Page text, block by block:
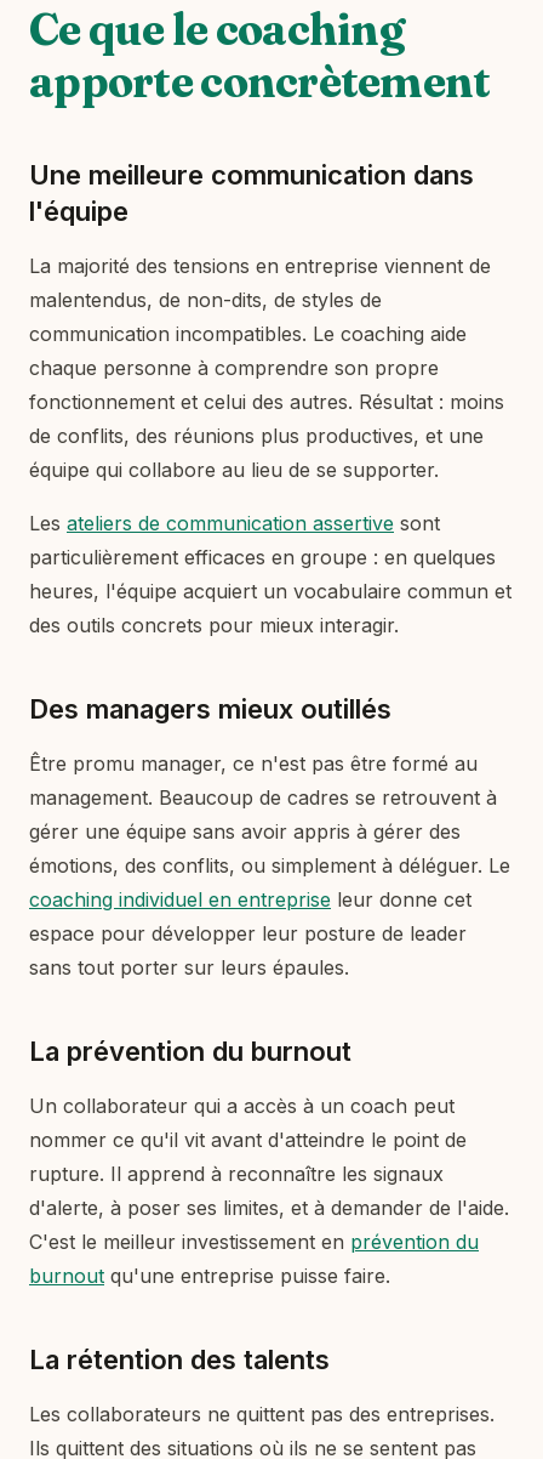
Ce que le coaching
apporte concrètement
Une meilleure communication dans
l'équipe
La majorité des tensions en entreprise viennent de
malentendus, de non-dits, de styles de
communication incompatibles. Le coaching aide
chaque personne à comprendre son propre
fonctionnement et celui des autres. Résultat : moins
de conflits, des réunions plus productives, et une
équipe qui collabore au lieu de se supporter.
Les ateliers de communication assertive sont
particulièrement efficaces en groupe : en quelques
heures, l'équipe acquiert un vocabulaire commun et
des outils concrets pour mieux interagir.
Des managers mieux outillés
Être promu manager, ce n'est pas être formé au
management. Beaucoup de cadres se retrouvent à
gérer une équipe sans avoir appris à gérer des
émotions, des conflits, ou simplement à déléguer. Le
coaching individuel en entreprise leur donne cet
espace pour développer leur posture de leader
sans tout porter sur leurs épaules.
La prévention du burnout
Un collaborateur qui a accès à un coach peut
nommer ce qu'il vit avant d'atteindre le point de
rupture. Il apprend à reconnaître les signaux
d'alerte, à poser ses limites, et à demander de l'aide.
C'est le meilleur investissement en prévention du
burnout qu'une entreprise puisse faire.
La rétention des talents
Les collaborateurs ne quittent pas des entreprises.
Ils quittent des situations où ils ne se sentent pas